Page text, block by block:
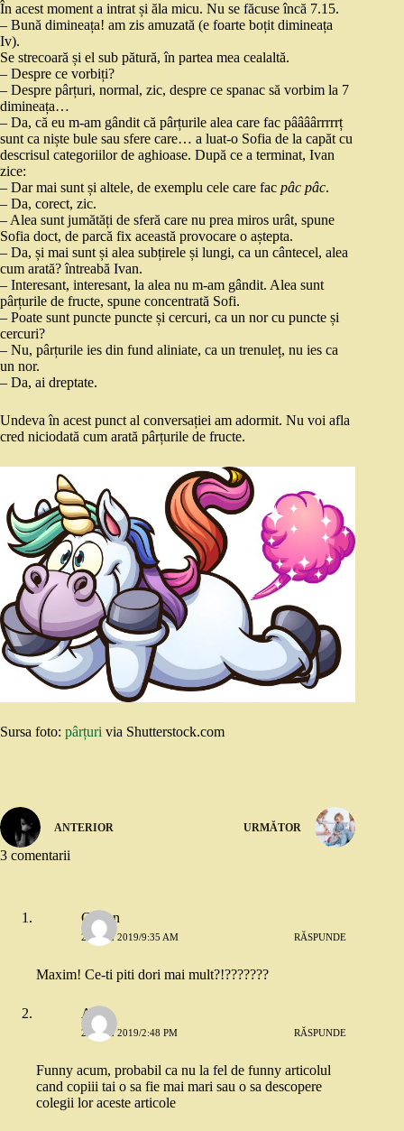
În acest moment a intrat și ăla micu. Nu se făcuse încă 7.15.
– Bună dimineața! am zis amuzată (e foarte boțit dimineața
Iv).
Se strecoară și el sub pătură, în partea mea cealaltă.
– Despre ce vorbiți?
– Despre pârțuri, normal, zic, despre ce spanac să vorbim la 7
dimineața…
– Da, că eu m-am gândit că pârțurile alea care fac pâââârrrrrț
sunt ca niște bule sau sfere care… a luat-o Sofia de la capăt cu
descrisul categoriilor de aghioase. După ce a terminat, Ivan
zice:
– Dar mai sunt și altele, de exemplu cele care fac pâc pâc.
– Da, corect, zic.
– Alea sunt jumătăți de sferă care nu prea miros urât, spune
Sofia doct, de parcă fix această provocare o aștepta.
– Da, și mai sunt și alea subțirele și lungi, ca un cântecel, alea
cum arată? întreabă Ivan.
– Interesant, interesant, la alea nu m-am gândit. Alea sunt
pârțurile de fructe, spune concentrată Sofi.
– Poate sunt puncte puncte și cercuri, ca un nor cu puncte și
cercuri?
– Nu, pârțurile ies din fund aliniate, ca un trenuleț, nu ies ca
un nor.
– Da, ai dreptate.
Undeva în acest punct al conversației am adormit. Nu voi afla
cred niciodată cum arată pârțurile de fructe.
Sursa foto: pârțuri via Shutterstock.com
ANTERIOR URMĂTOR
3 comentarii
Crmen
29 MAI 2019/9:35 AM RĂSPUNDE
Maxim! Ce-ti piti dori mai mult?!???????
Alina
29 MAI 2019/2:48 PM RĂSPUNDE
Funny acum, probabil ca nu la fel de funny articolul
cand copiii tai o sa fie mai mari sau o sa descopere
colegii lor aceste articole